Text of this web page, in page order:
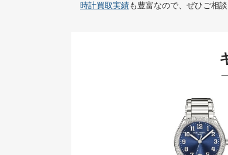
時計買取実績も豊富なので、ぜひご相談